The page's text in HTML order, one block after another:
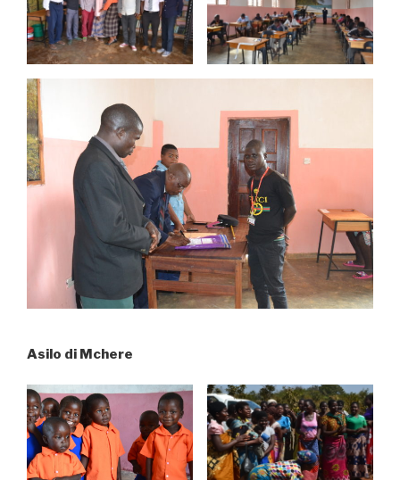
Asilo di Mchere